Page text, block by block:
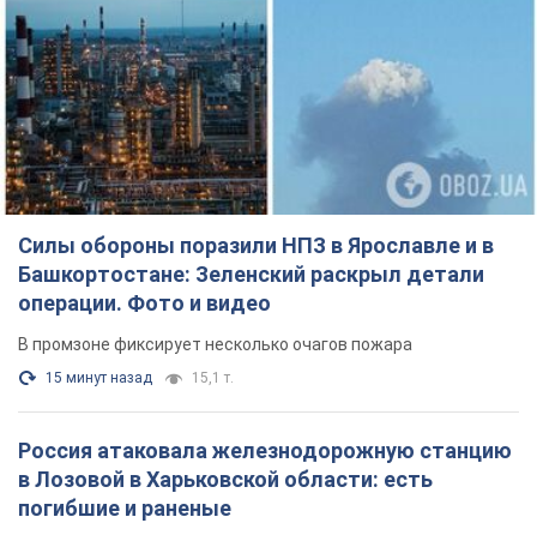
Силы обороны поразили НПЗ в Ярославле и в
Башкортостане: Зеленский раскрыл детали
операции. Фото и видео
В промзоне фиксирует несколько очагов пожара
15 минут назад 15,1 т.
Россия атаковала железнодорожную станцию
в Лозовой в Харьковской области: есть
погибшие и раненые